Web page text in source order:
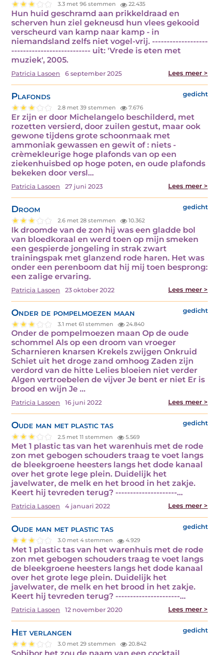
3.3 met 96 stemmen 22.435
Hun huid geschramd aan prikkeldraad en
scherven hun ziel gekneusd hun vlees gekooid
verscheurd van kamp naar kamp - in
niemandsland zelfs niet vogel-vrij. -------------------
--------------------------- uit: 'Vrede is eten met
muziek', 2005.
Patricia Lasoen 6 september 2025 Lees meer >
Plafonds gedicht
2.8 met 39 stemmen 7.676
Er zijn er door Michelangelo beschilderd, met
rozetten versierd, door zuilen gestut, maar ook
gewone tijdens grote schoonmaak met
ammoniak gewassen en gewit of : niets -
crèmekleurige hoge plafonds van op een
ziekenhuisbed op hoge poten, en oude plafonds
bekeken door versl...
Patricia Lasoen 27 juni 2023 Lees meer >
Droom gedicht
2.6 met 28 stemmen 10.362
Ik droomde van de zon hij was een gladde bol
van bloedkoraal en werd toen op mijn smeken
een gespierde jongeling in strak zwart
trainingspak met glanzend rode haren. Het was
onder een perenboom dat hij mij toen besprong:
een zalige ervaring.
Patricia Lasoen 23 oktober 2022 Lees meer >
Onder de pompelmoezen maan gedicht
3.1 met 61 stemmen 24.840
Onder de pompelmoezen maan Op de oude
schommel Als op een droom van vroeger
Scharnieren knarsen Krekels zwijgen Onkruid
Schiet uit het droge zand omhoog Zaden zijn
verdord van de hitte Lelies bloeien niet verder
Algen vertroebelen de vijver Je bent er niet Er is
brood en wijn Je ...
Patricia Lasoen 16 juni 2022 Lees meer >
Oude man met plastic tas gedicht
2.5 met 11 stemmen 5.569
Met 1 plastic tas van het warenhuis met de rode
zon met gebogen schouders traag te voet langs
de bleekgroene heesters langs het dode kanaal
over het grote lege plein. Duidelijk het
javelwater, de melk en het brood in het zakje.
Keert hij tevreden terug? ---------------------...
Patricia Lasoen 4 januari 2022 Lees meer >
Oude man met plastic tas gedicht
3.0 met 4 stemmen 4.929
Met 1 plastic tas van het warenhuis met de rode
zon met gebogen schouders traag te voet langs
de bleekgroene heesters langs het dode kanaal
over het grote lege plein. Duidelijk het
javelwater, de melk en het brood in het zakje.
Keert hij tevreden terug? ----------------------...
Patricia Lasoen 12 november 2020 Lees meer >
Het verlangen gedicht
3.0 met 29 stemmen 20.842